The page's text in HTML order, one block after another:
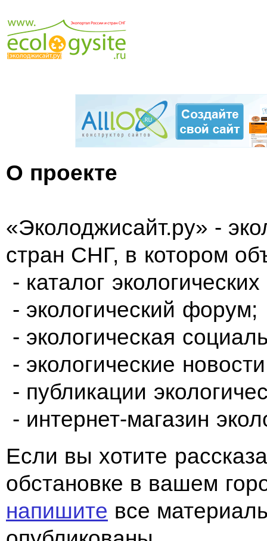
О проекте
«Эколоджисайт.ру» -
стран СНГ, в котором
- каталог
- экологический форум;
- экологическая
- экологические
- публикации
- интернет-магазин
Если вы хотите
обстановке в вашем
напишите все